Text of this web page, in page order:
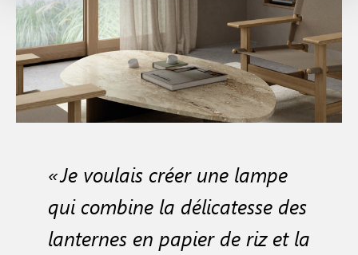
« Je voulais créer une lampe
qui combine la délicatesse des
lanternes en papier de riz et la